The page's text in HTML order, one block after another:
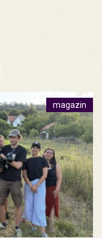
magazin